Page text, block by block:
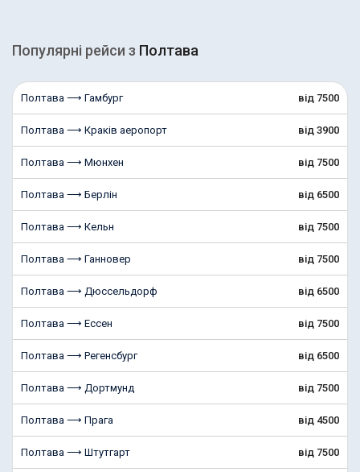
Популярні рейcи з Полтава
Полтава ⟶ Гамбург від 7500
Полтава ⟶ Краків аеропорт від 3900
Полтава ⟶ Мюнхен від 7500
Полтава ⟶ Берлін від 6500
Полтава ⟶ Кельн від 7500
Полтава ⟶ Ганновер від 7500
Полтава ⟶ Дюссельдорф від 6500
Полтава ⟶ Ессен від 7500
Полтава ⟶ Регенсбург від 6500
Полтава ⟶ Дортмунд від 7500
Полтава ⟶ Прага від 4500
Полтава ⟶ Штутгарт від 7500